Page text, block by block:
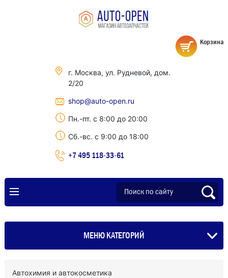
г. Москва, ул. Рудневой, дом.
2/20
shop@auto-open.ru
Пн.-пт. с 8:00 до 20:00
Сб.-вс. с 9:00 до 18:00
+7 495 118-33-61
Корзина
МЕНЮ КАТЕГОРИЙ
Автохимия и автокосметика